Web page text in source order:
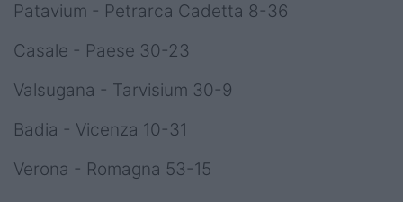
Patavium - Petrarca Cadetta 8-36
Casale - Paese 30-23
Valsugana - Tarvisium 30-9
Badia - Vicenza 10-31
Verona - Romagna 53-15